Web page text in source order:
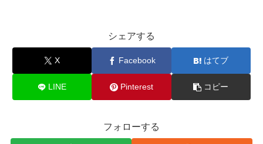
シェアする
X Facebook はてブ
LINE Pinterest コピー
フォローする